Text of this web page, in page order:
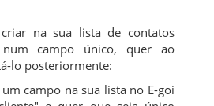
na sua lista de contatos
campo único, quer ao
lo posteriormente:
campo na sua lista no E-goi